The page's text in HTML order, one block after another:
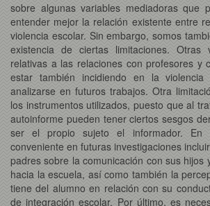
sobre algunas variables mediadoras que
entender mejor la relación existente entre
violencia escolar. Sin embargo, somos
existencia de ciertas limitaciones. Otras
relativas a las relaciones con profesores y
estar también incidiendo en la
analizarse en futuros trabajos. Otra
los instrumentos utilizados, puesto que al
autoinforme pueden tener ciertos sesgos
ser el propio sujeto el informador. En
conveniente en futuras investigaciones
padres sobre la comunicación con sus hijos
hacia la escuela, así como también la
tiene del alumno en relación con su
de integración escolar. Por último, es